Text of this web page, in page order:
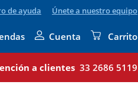
de ayuda Únete a nuestro equipo
Cuenta Carrito
a clientes 33 2686 5119